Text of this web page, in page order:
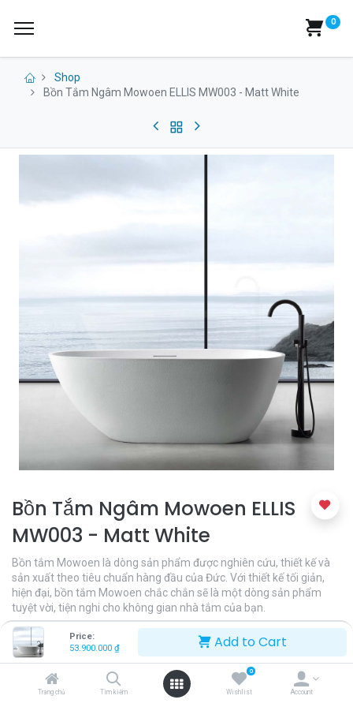
Price:
53.900.000 ₫ Add to Cart
Trang chủ Tìm kiếm
0
Wishlist Account
0
Shop
Bồn Tắm Ngâm Mowoen ELLIS MW003 - Matt White
Bồn Tắm Ngâm Mowoen ELLIS
MW003 - Matt White
Bồn tắm Mowoen là dòng sản phẩm được nghiên cứu, thiết kế và
sản xuất theo tiêu chuẩn hàng đầu của Đức. Với thiết kế tối giản,
hiện đại, bồn tắm Mowoen chắc chắn sẽ là một dòng sản phẩm
tuyệt vời, tiện nghi cho không gian nhà tắm của bạn.
53.900.000₫